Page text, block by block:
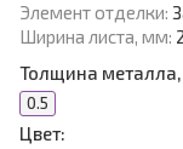
Элемент отделки:
Ширина листа, мм:
Толщина
0.5
Цвет: